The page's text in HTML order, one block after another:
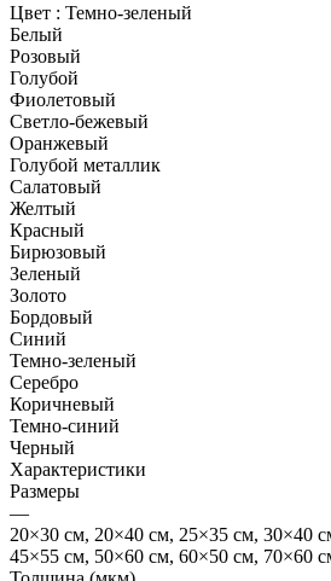
Цвет : Темно-зеленый
Белый
Розовый
Голубой
Фиолетовый
Светло-бежевый
Оранжевый
Голубой металлик
Салатовый
Желтый
Красный
Бирюзовый
Зеленый
Золото
Бордовый
Синий
Темно-зеленый
Серебро
Коричневый
Темно-синий
Черный
Характеристики
Размеры
—
20×30 см, 20×40 см, 25×35 см, 30×40
45×55 см, 50×60 см, 60×50 см, 70×60